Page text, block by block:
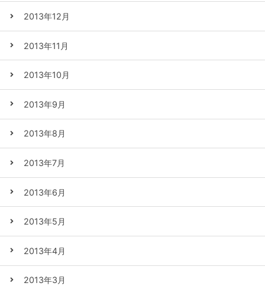
2013年12月
2013年11月
2013年10月
2013年9月
2013年8月
2013年7月
2013年6月
2013年5月
2013年4月
2013年3月